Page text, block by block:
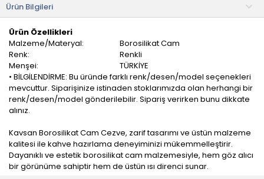
Ürün Bilgileri
Ürün Özellikleri
Malzeme/Materyal:
Borosilikat Cam
Renk:
Renkli
Menşei:
TÜRKİYE
• BİLGİLENDİRME: Bu üründe farklı renk/desen/model seçenekleri
mevcuttur. Siparişinize istinaden stoklarımızda olan herhangi bir
renk/desen/model gönderilebilir. Sipariş verirken bunu dikkate
alınız.
Kavsan Borosilikat Cam Cezve, zarif tasarımı ve üstün malzeme
kalitesi ile kahve hazırlama deneyiminizi mükemmelleştirir.
Dayanıklı ve estetik borosilikat cam malzemesiyle, hem göz alıcı
bir görünüme sahiptir hem de üstün ısı direnci sunar.